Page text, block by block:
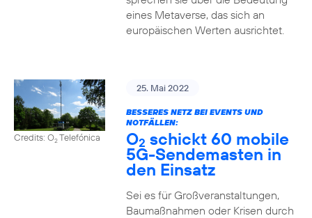
eines Metaverse, das sich an
europäischen Werten ausrichtet.
Credits: O2Telefónica
25. Mai 2022
BESSERES NETZ BEI EVENTS UND
NOTFÄLLEN:
O2 schickt 60 mobile
5G-Sendemasten in
den Einsatz
Sei es für Großveranstaltungen,
Baumaßnahmen oder Krisen durch